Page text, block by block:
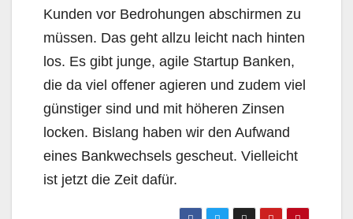
Kunden vor Bedrohungen abschirmen zu
müssen. Das geht allzu leicht nach hinten
los. Es gibt junge, agile Startup Banken,
die da viel offener agieren und zudem viel
günstiger sind und mit höheren Zinsen
locken. Bislang haben wir den Aufwand
eines Bankwechsels gescheut. Vielleicht
ist jetzt die Zeit dafür.